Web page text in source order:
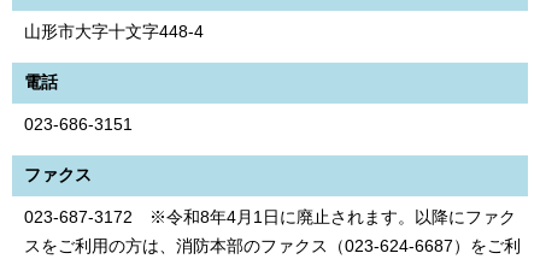
山形市大字十文字448-4
電話
023-686-3151
ファクス
023-687-3172 ※令和8年4月1日に廃止されます。以降にファク
スをご利用の方は、消防本部のファクス（023-624-6687）をご利